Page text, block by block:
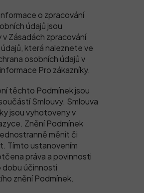
o zpracování
údajů jsou
v Zásadách zpracování
která naleznete ve
osobních údajů v
Pro zákazníky.
těchto Podmínek jsou
Smlouvy. Smlouva
jsou vyhotoveny v
Znění Podmínek
měnit či
Tímto ustanovením
práva a povinnosti
dobu účinnosti
znění Podmínek.